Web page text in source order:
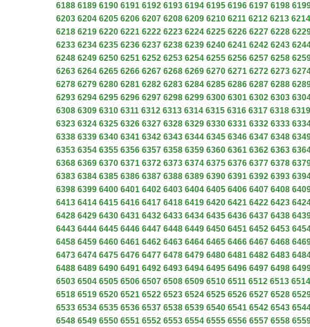
6188 6189 6190 6191 6192 6193 6194 6195 6196 6197 6198
6203 6204 6205 6206 6207 6208 6209 6210 6211 6212 6213 6214
6218 6219 6220 6221 6222 6223 6224 6225 6226 6227 6228
6233 6234 6235 6236 6237 6238 6239 6240 6241 6242 6243
6248 6249 6250 6251 6252 6253 6254 6255 6256 6257 6258
6263 6264 6265 6266 6267 6268 6269 6270 6271 6272 6273
6278 6279 6280 6281 6282 6283 6284 6285 6286 6287 6288
6293 6294 6295 6296 6297 6298 6299 6300 6301 6302 6303
6308 6309 6310 6311 6312 6313 6314 6315 6316 6317 6318 6319
6323 6324 6325 6326 6327 6328 6329 6330 6331 6332 6333
6338 6339 6340 6341 6342 6343 6344 6345 6346 6347 6348
6353 6354 6355 6356 6357 6358 6359 6360 6361 6362 6363
6368 6369 6370 6371 6372 6373 6374 6375 6376 6377 6378
6383 6384 6385 6386 6387 6388 6389 6390 6391 6392 6393
6398 6399 6400 6401 6402 6403 6404 6405 6406 6407 6408
6413 6414 6415 6416 6417 6418 6419 6420 6421 6422 6423
6428 6429 6430 6431 6432 6433 6434 6435 6436 6437 6438
6443 6444 6445 6446 6447 6448 6449 6450 6451 6452 6453
6458 6459 6460 6461 6462 6463 6464 6465 6466 6467 6468
6473 6474 6475 6476 6477 6478 6479 6480 6481 6482 6483
6488 6489 6490 6491 6492 6493 6494 6495 6496 6497 6498
6503 6504 6505 6506 6507 6508 6509 6510 6511 6512 6513 6514
6518 6519 6520 6521 6522 6523 6524 6525 6526 6527 6528
6533 6534 6535 6536 6537 6538 6539 6540 6541 6542 6543
6548 6549 6550 6551 6552 6553 6554 6555 6556 6557 6558